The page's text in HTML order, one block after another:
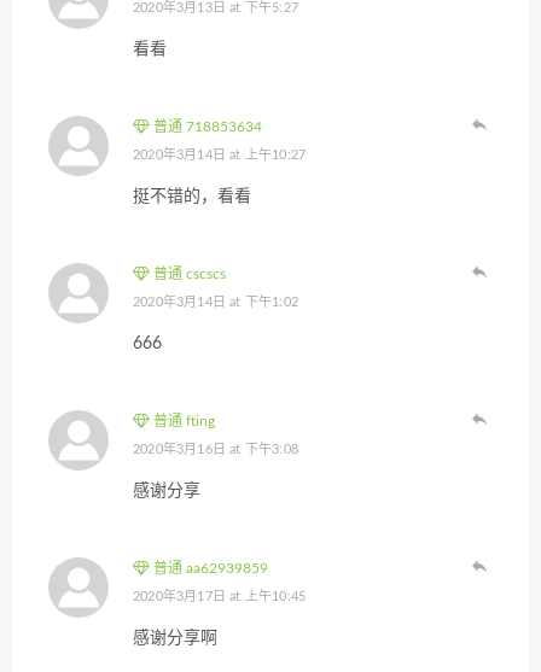
2020年3月13日 at 下午5:27
看看
普通 718853634
2020年3月14日 at 上午10:27
挺不错的，看看
普通 cscscs
2020年3月14日 at 下午1:02
666
普通 fting
2020年3月16日 at 下午3:08
感谢分享
普通 aa62939859
2020年3月17日 at 上午10:45
感谢分享啊